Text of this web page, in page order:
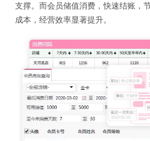
支撑。而会员储值消费，快速结账，
成本，经营效率显著提升。